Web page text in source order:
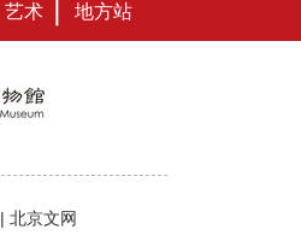
艺术 地方站
| 北京文网